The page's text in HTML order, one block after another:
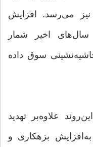
به‌حدود ۷۰‌درصد نیز می‌رسد. افزایش
اخیر شمار
سوق داده
علاوه‌بر تهدید
بزهکاری و